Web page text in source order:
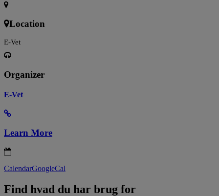
Location
E-Vet
Organizer
E-Vet
Learn More
CalendarGoogleCal
Find hvad du har brug for